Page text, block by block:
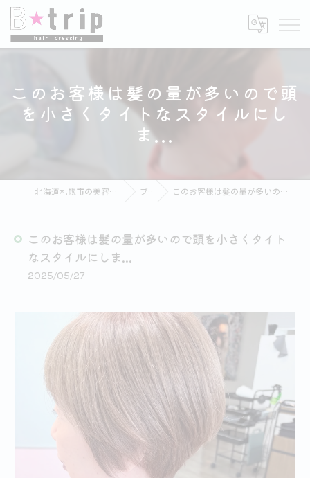
このお客様は髪の量が多いので頭
を小さくタイトなスタイルにし
ま...
北海道札幌市の美容室ならB★trip hair dressing ブログ このお客様は髪の量が多いので頭を小さくタイトなスタイルにしま...
このお客様は髪の量が多いので頭を小さくタイト
なスタイルにしま...
2025/05/27